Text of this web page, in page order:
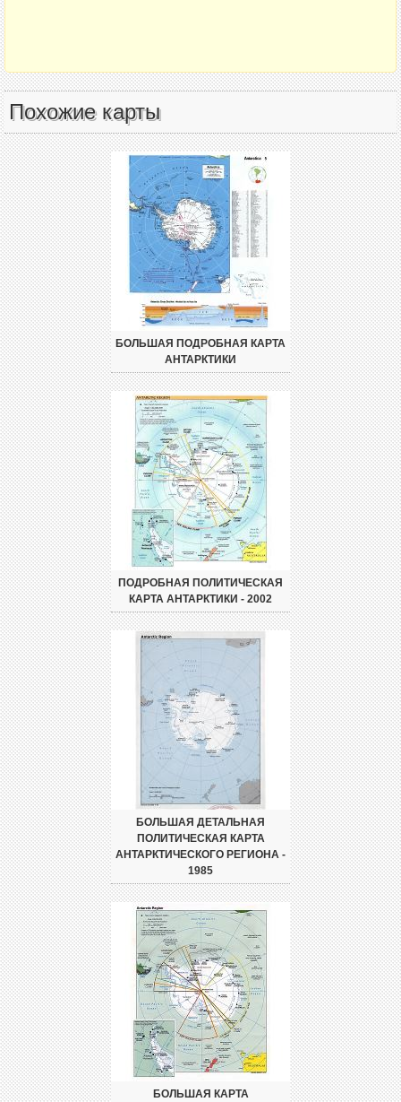
Похожие карты
БОЛЬШАЯ ПОДРОБНАЯ КАРТА
АНТАРКТИКИ
ПОДРОБНАЯ ПОЛИТИЧЕСКАЯ
КАРТА АНТАРКТИКИ - 2002
БОЛЬШАЯ ДЕТАЛЬНАЯ
ПОЛИТИЧЕСКАЯ КАРТА
АНТАРКТИЧЕСКОГО РЕГИОНА -
1985
БОЛЬШАЯ КАРТА